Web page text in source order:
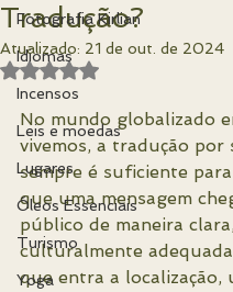
Fotografia Kirlian
Idiomas
Incensos
Leis e moedas
Lugares
Óleos Essenciais
Turismo
Yoga
Tradução?
Atualizado: 21 de out. de 2024
Avaliado com NaN de 5
No mundo globalizado
vivemos, a tradução por
sempre é suficiente
que uma mensagem
público de maneira
culturalmente
que entra a localização,